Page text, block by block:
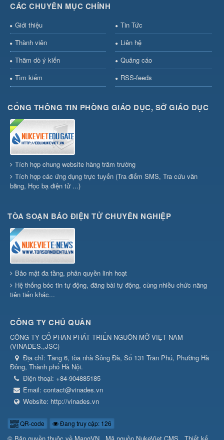
CÁC CHUYÊN MỤC CHÍNH
Giới thiệu
Tin Tức
Thành viên
Liên hệ
Thăm dò ý kiến
Quảng cáo
Tìm kiếm
RSS-feeds
CỔNG THÔNG TIN PHÒNG GIÁO DỤC, SỞ GIÁO DỤC
Tích hợp chung website hàng trăm trường
Tích hợp các ứng dụng trực tuyến (Tra điểm SMS, Tra cứu văn
bằng, Học bạ điện tử ...)
TÒA SOẠN BÁO ĐIỆN TỬ CHUYÊN NGHIỆP
Bảo mật đa tầng, phân quyền linh hoạt
Hệ thống bóc tin tự động, đăng bài tự động, cùng nhiều chức năng
tiên tiến khác...
CÔNG TY CHỦ QUẢN
CÔNG TY CỔ PHẦN PHÁT TRIỂN NGUỒN MỞ VIỆT NAM
(VINADES.,JSC)
Địa chỉ: Tầng 6, tòa nhà Sông Đà, Số 131 Trần Phú, Phường Hà
Đông, Thành phố Hà Nội.
Điện thoại: +84-904885185
Email: contact@vinades.vn
Website: http://vinades.vn
QR-code Đang truy cập: 126